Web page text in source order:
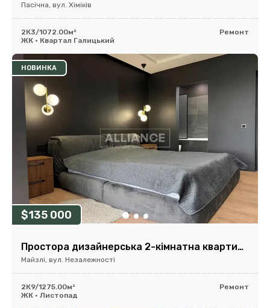
Пасічна, вул. Хіміків
2К3/1072.00м²
Ремонт
ЖК • Квартал Галицький
НОВИНКА
$135 000
Простора дизайнерська 2-кімнатна квартира в будинку бізнес-класу!
Майзлі, вул. Незалежності
2К9/1275.00м²
Ремонт
ЖК • Листопад